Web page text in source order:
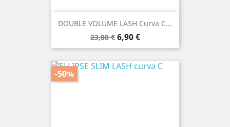
DOUBLE VOLUME LASH Curva C...
Prezzo
base
23,00 € Prezzo
6,90 €
-50%